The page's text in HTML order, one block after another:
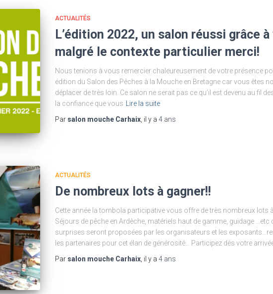
ACTUALITÉS
L’édition 2022, un salon réussi grâce à
malgré le contexte particulier merci!
Nous tenions à vous remercier chaleureusement de votre présence
édition du Salon des Pêches à la Mouche en Bretagne car vous êtes
déplacer de très loin. Ce salon ne serait pas ce qu’il est devenu au fil
la confiance que vous
Lire la suite
Par salon mouche Carhaix, il y a 4 ans
ACTUALITÉS
De nombreux lots à gagner!!
Cette année la tombola participative vous offre de très nombreux lots
Séjours de pêche en Ardèche, matériels haut de gamme, guidage …etc
surprises seront proposées par les organisateurs et les
les partenaires pour cet élan de générosité… Participez dès votre
Par salon mouche Carhaix, il y a 4 ans